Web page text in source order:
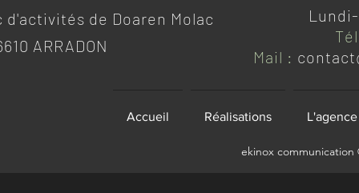
d'activités de Doaren Molac
ARRADON
Mail :
Accueil Réalisations L'agence
ekinox communication